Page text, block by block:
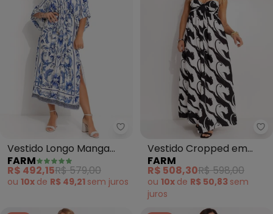
Farm - Vestido Longo Manga
Vestido Longo Manga
Natalia (Azul)
FARM
R$ 492,15R$ 579,00
ou 10x de R$ 49,21 sem juros
Vestido Cropped em
Viscolinho Panteras
(Preto)
FARM
R$ 508,30R$ 598,00
ou 10x de R$ 50,83 sem
juros